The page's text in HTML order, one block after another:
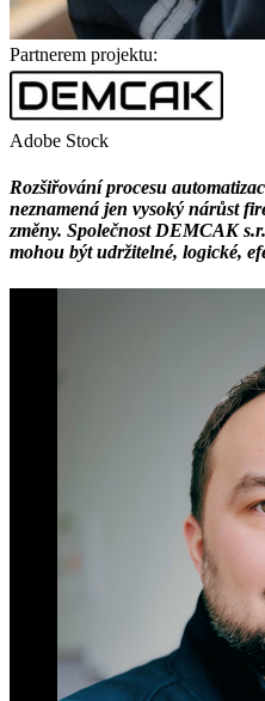
Partnerem projektu:
Adobe Stock
Rozšiřování procesu
neznamená jen vysoký nárůst
změny. Společnost DEMCAK
mohou být udržitelné, logické,